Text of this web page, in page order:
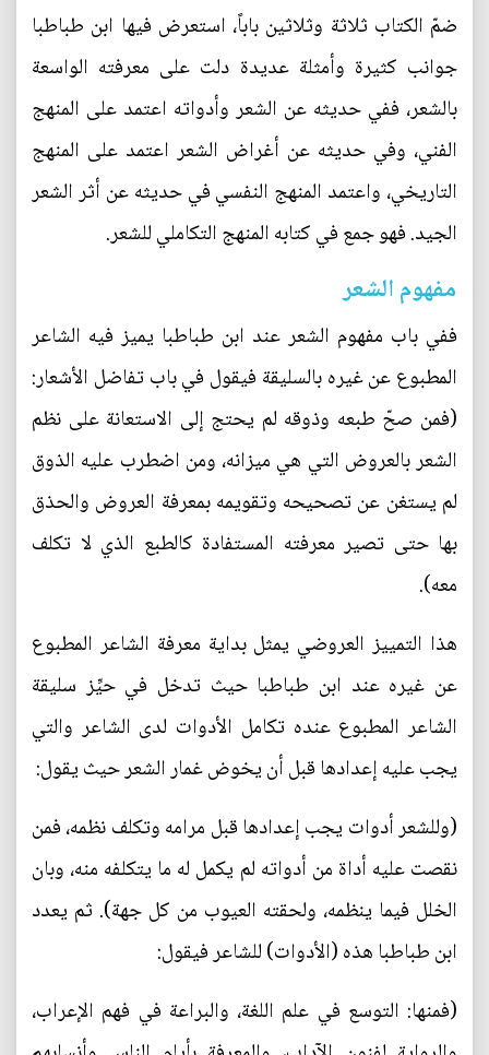
ضمّ الكتاب ثلاثة وثلاثين باباً، استعرض فيها ابن طباطبا
جوانب كثيرة وأمثلة عديدة دلت على معرفته الواسعة
بالشعر، ففي حديثه عن الشعر وأدواته اعتمد على المنهج
الفني، وفي حديثه عن أغراض الشعر اعتمد على المنهج
التاريخي، واعتمد المنهج النفسي في حديثه عن أثر الشعر
الجيد. فهو جمع في كتابه المنهج التكاملي للشعر.
مفهوم الشعر
ففي باب مفهوم الشعر عند ابن طباطبا يميز فيه الشاعر
المطبوع عن غيره بالسليقة فيقول في باب تفاضل الأشعار:
(فمن صحّ طبعه وذوقه لم يحتج إلى الاستعانة على نظم
الشعر بالعروض التي هي ميزانه، ومن اضطرب عليه الذوق
لم يستغن عن تصحيحه وتقويمه بمعرفة العروض والحذق
بها حتى تصير معرفته المستفادة كالطبع الذي لا تكلف
معه).
هذا التمييز العروضي يمثل بداية معرفة الشاعر المطبوع
عن غيره عند ابن طباطبا حيث تدخل في حيِّز سليقة
الشاعر المطبوع عنده تكامل الأدوات لدى الشاعر والتي
يجب عليه إعدادها قبل أن يخوض غمار الشعر حيث يقول:
(وللشعر أدوات يجب إعدادها قبل مرامه وتكلف نظمه، فمن
نقصت عليه أداة من أدواته لم يكمل له ما يتكلفه منه، وبان
الخلل فيما ينظمه، ولحقته العيوب من كل جهة). ثم يعدد
ابن طباطبا هذه (الأدوات) للشاعر فيقول:
(فمنها: التوسع في علم اللغة، والبراعة في فهم الإعراب،